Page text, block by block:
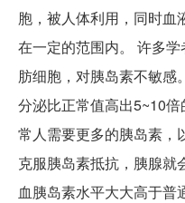
胞，被人体利用，同时血
在一定的范围内。 许多
肪细胞，对胰岛素不敏感
分泌比正常值高出5~10
常人需要更多的胰岛素，
克服胰岛素抵抗，胰腺就
血胰岛素水平大大高于普